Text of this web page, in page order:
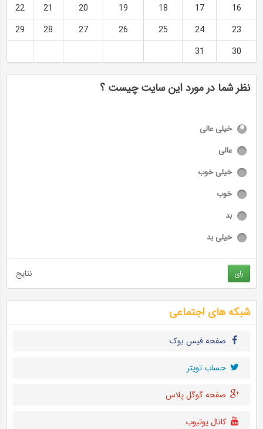
16
17
18
19
20
21
22
23
24
25
26
27
28
29
30
31
نظر شما در مورد این سایت چیست ؟
خیلی عالی
عالی
خیلی خوب
خوب
بد
خیلی بد
رای نتایج
شبکه های اجتماعی
صفحه فیس بوک
حساب تويتر
صفحه گوگل پلاس
کانال یوتیوب